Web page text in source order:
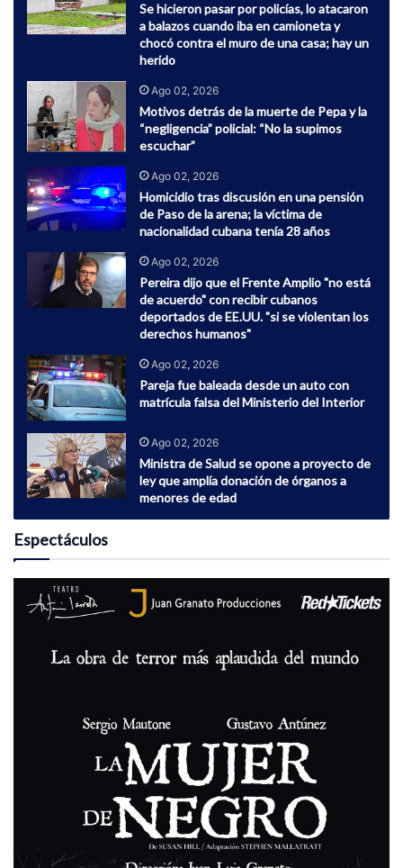
Se hicieron pasar por policías, lo atacaron
a balazos cuando iba en camioneta y
chocó contra el muro de una casa; hay un
herido
Ago 02, 2026
Motivos detrás de la muerte de Pepa y la
“negligencia” policial: “No la supimos
escuchar”
Ago 02, 2026
Homicidio tras discusión en una pensión
de Paso de la arena; la víctima de
nacionalidad cubana tenía 28 años
Ago 02, 2026
Pereira dijo que el Frente Amplio "no está
de acuerdo" con recibir cubanos
deportados de EE.UU. "si se violentan los
derechos humanos"
Ago 02, 2026
Pareja fue baleada desde un auto con
matrícula falsa del Ministerio del Interior
Ago 02, 2026
Ministra de Salud se opone a proyecto de
ley que amplía donación de órganos a
menores de edad
Espectáculos